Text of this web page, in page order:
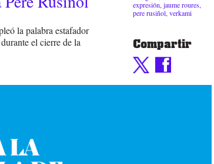
la palabra estafador
el cierre de la
expresión, jaume roures,
pere rusiñol, verkami
Compartir